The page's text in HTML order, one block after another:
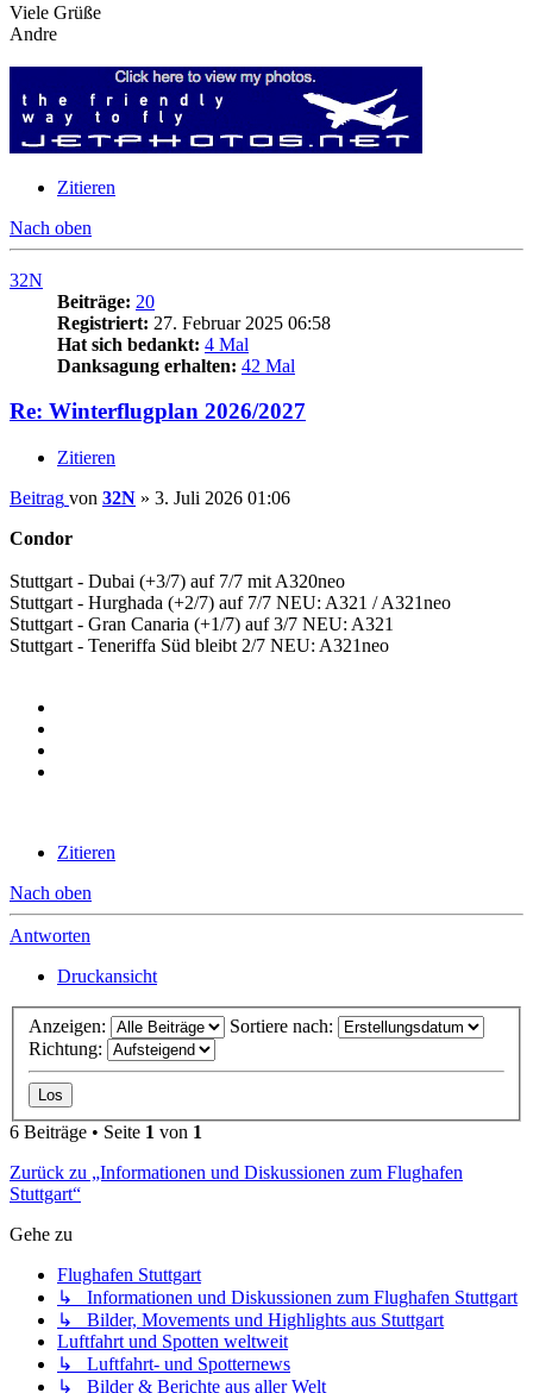
Viele Grüße
Andre
Zitieren
Nach oben
32N
Beiträge: 20
Registriert: 27. Februar 2025 06:58
Hat sich bedankt: 4 Mal
Danksagung erhalten: 42 Mal
Re: Winterflugplan 2026/2027
Zitieren
Beitrag von 32N » 3. Juli 2026 01:06
Condor
Stuttgart - Dubai (+3/7) auf 7/7 mit A320neo
Stuttgart - Hurghada (+2/7) auf 7/7 NEU: A321 / A321neo
Stuttgart - Gran Canaria (+1/7) auf 3/7 NEU: A321
Stuttgart - Teneriffa Süd bleibt 2/7 NEU: A321neo
Zitieren
Nach oben
Antworten
Druckansicht
Anzeigen:
Sortiere nach:
Richtung:
6 Beiträge • Seite 1 von 1
Zurück zu „Informationen und Diskussionen zum Flughafen
Stuttgart“
Gehe zu
Flughafen Stuttgart
↳ Informationen und Diskussionen zum Flughafen Stuttgart
↳ Bilder, Movements und Highlights aus Stuttgart
Luftfahrt und Spotten weltweit
↳ Luftfahrt- und Spotternews
↳ Bilder & Berichte aus aller Welt